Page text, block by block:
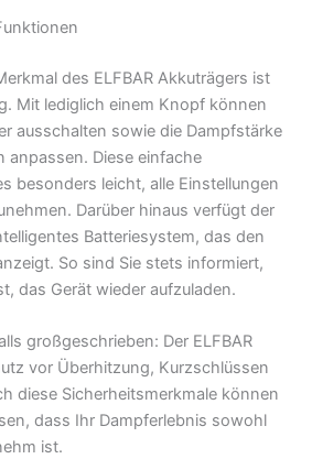
des ELFBAR Akkuträgers ist
Mit lediglich einem Knopf können
ausschalten sowie die Dampfstärke
anpassen. Diese einfache
besonders leicht, alle Einstellungen
Darüber hinaus verfügt der
Batteriesystem, das den
So sind Sie stets informiert,
das Gerät wieder aufzuladen.
großgeschrieben: Der ELFBAR
vor Überhitzung, Kurzschlüssen
diese Sicherheitsmerkmale können
dass Ihr Dampferlebnis sowohl
ist.